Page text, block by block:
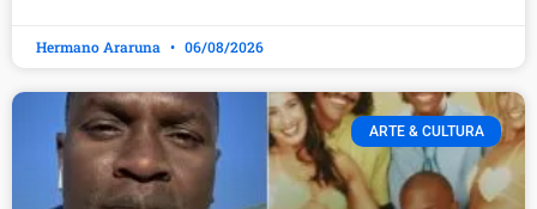
Hermano Araruna 06/08/2026
ARTE & CULTURA